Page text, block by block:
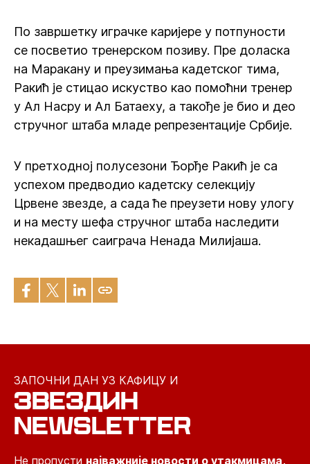
По завршетку играчке каријере у потпуности
се посветио тренерском позиву. Пре доласка
на Маракану и преузимања кадетског тима,
Ракић је стицао искуство као помоћни тренер
у Ал Насру и Ал Батаеху, а такође је био и део
стручног штаба младе репрезентације Србије.
У претходној полусезони Ђорђе Ракић је са
успехом предводио кадетску селекцију
Црвене звезде, а сада ће преузети нову улогу
и на месту шефа стручног штаба наследити
некадашњег саиграча Ненада Милијаша.
ЗАПОЧНИ ДАН УЗ КАФИЦУ И
ЗВЕЗДИН
NEWSLETTER
Не пропусти најважније новости о утакмицама,